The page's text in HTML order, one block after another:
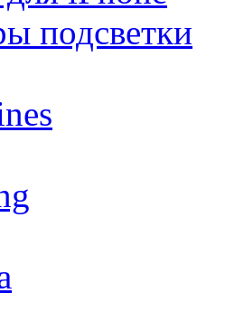
подсветки